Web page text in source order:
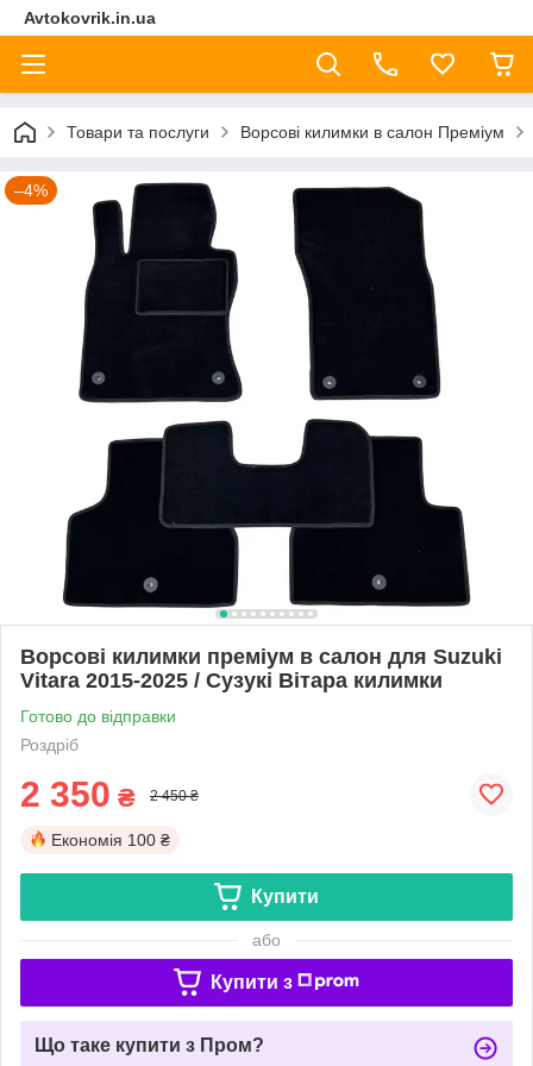
Avtokovrik.in.ua
Товари та послуги Ворсові килимки в салон Преміум
–4%
Ворсові килимки преміум в салон для Suzuki
Vitara 2015-2025 / Сузукі Вітара килимки
Готово до відправки
Роздріб
2 350 ₴ 2 450 ₴
Економія 100 ₴
Купити
або
Купити з
Що таке купити з Пром?